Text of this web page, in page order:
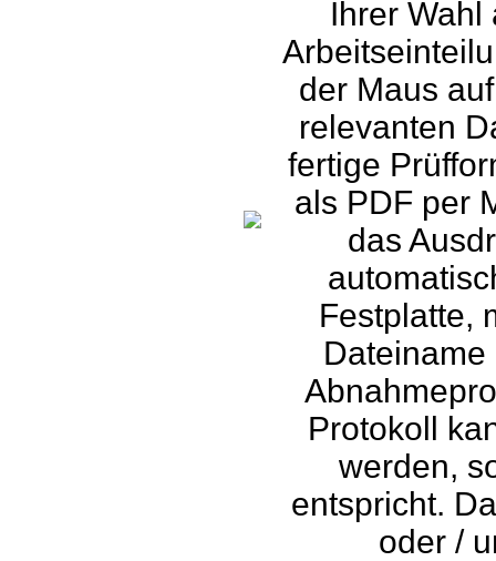
Ihrer Wahl
der Maus
relevanten
fertige
als PDF per
das
Festplatte,
Protokoll
werden,
entspricht.
oder /